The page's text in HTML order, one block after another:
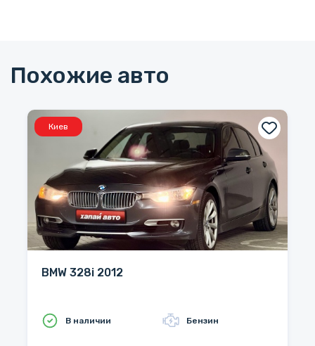
Похожие авто
Киев
BMW 328i 2012
В наличии Бензин